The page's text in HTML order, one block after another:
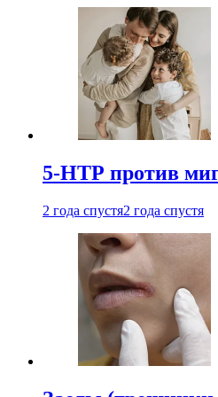
5-НТР против
2 года спустя2 года спустя